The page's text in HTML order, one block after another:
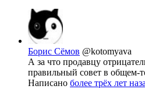
Борис Сёмов @kotomyava
А за что продавцу
правильный совет в общем-
Написано более трёх лет